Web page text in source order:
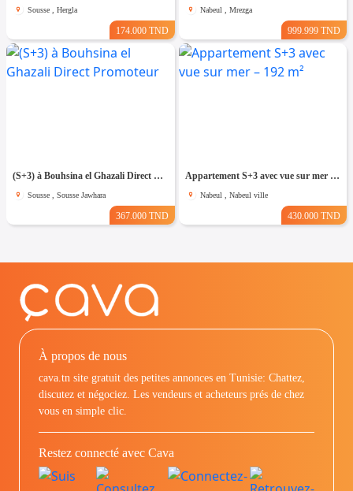
Sousse , Hergla
174.000 TND
Nabeul , Mrezga
999.999 TND
(S+3) à Bouhsina el Ghazali Direct Promoteur
Sousse , Sousse Jawhara
367.000 TND
Appartement S+3 avec vue sur mer – 192 m²
Nabeul , Nabeul ville
430.000 TND
À propos de nous
cava.tn site gratuit des petites annonces en Tunisie: Chattez,
discutez et négociez. Les vendeurs et acheteurs prés de chez
vous en simple clic.
Restez connecté avec Cava